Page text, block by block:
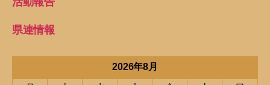
県連情報
2026年8月